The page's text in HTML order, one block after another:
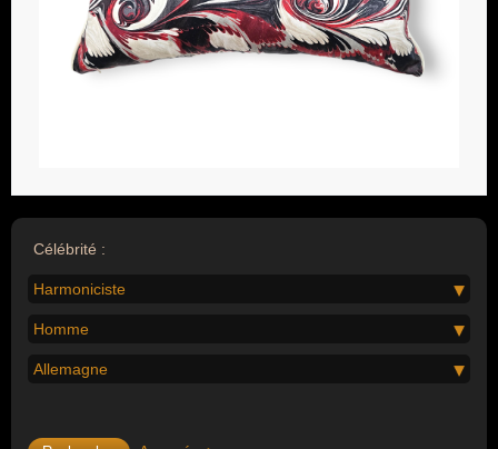
Célébrité :
Harmoniciste
Homme
Allemagne